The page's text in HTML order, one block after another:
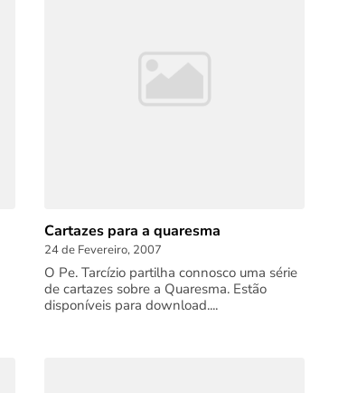
Cartazes para a quaresma
24 de Fevereiro, 2007
O Pe. Tarcízio partilha connosco uma série
de cartazes sobre a Quaresma. Estão
disponíveis para download....